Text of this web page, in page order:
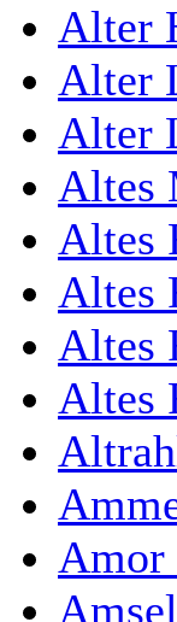
Alter
Alter
Alter
Altes
Altes
Altes
Altes
Altes
Amor